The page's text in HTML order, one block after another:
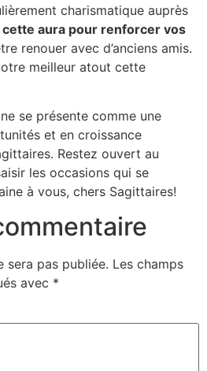
charismatique auprès
aura pour renforcer vos
renouer avec d’anciens amis.
meilleur atout cette
se présente comme une
et en croissance
Restez ouvert au
les occasions qui se
à vous, chers Sagittaires!
sera pas publiée. Les champs
avec *